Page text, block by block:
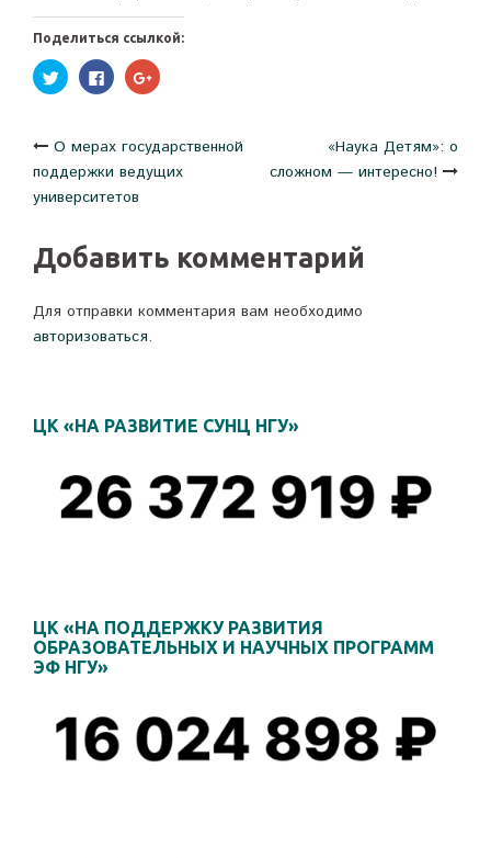
Поделиться ссылкой:
Нажмите,
чтобы
поделиться
(Открывается
в
новом
окне)
Нажмите
здесь,
чтобы
Facebook.
(Открывается
в
новом
окне)
Нажмите,
чтобы
(Открывается
в
новом
окне)
Навигация
по
записям
О мерах государственной
поддержки ведущих
университетов
«Наука Детям»: о
сложном — интересно!
Добавить комментарий
Для отправки комментария вам необходимо
авторизоваться.
ЦК «НА РАЗВИТИЕ СУНЦ НГУ»
ЦК «НА ПОДДЕРЖКУ РАЗВИТИЯ
ОБРАЗОВАТЕЛЬНЫХ И НАУЧНЫХ ПРОГРАММ
ЭФ НГУ»